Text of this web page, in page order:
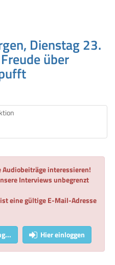
Dienstag 23.
über
Audiobeiträge interessieren!
Interviews unbegrenzt
eine gültige E-Mail-Adresse
Hier einloggen